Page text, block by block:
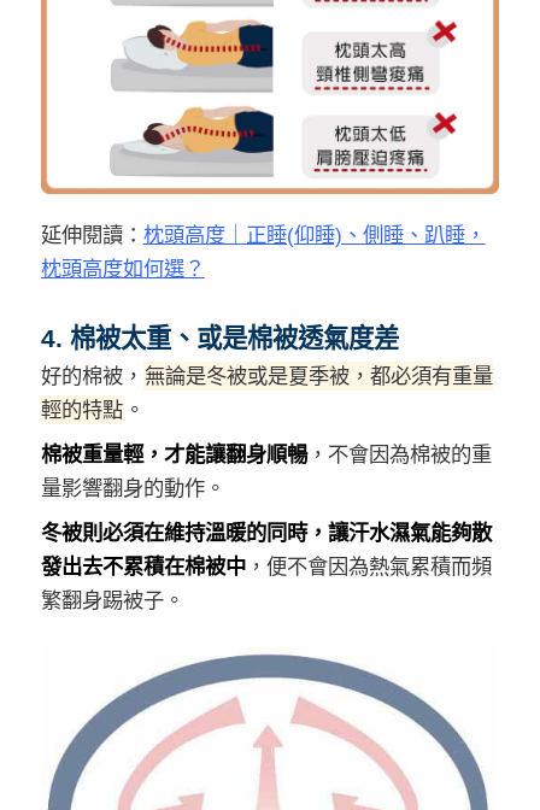
延伸閱讀： 枕頭高度｜正睡(仰睡)、側睡、趴睡，
枕頭高度如何選？
4. 棉被太重、或是棉被透氣度差
好的棉被， 無論是冬被或是夏季被，都必須有重量
輕的特點 。
棉被重量輕，才能讓翻身順暢，不會因為棉被的重
量影響翻身的動作。
冬被則必須在維持溫暖的同時，讓汗水濕氣能夠散
發出去不累積在棉被中，便不會因為熱氣累積而頻
繁翻身踢被子。